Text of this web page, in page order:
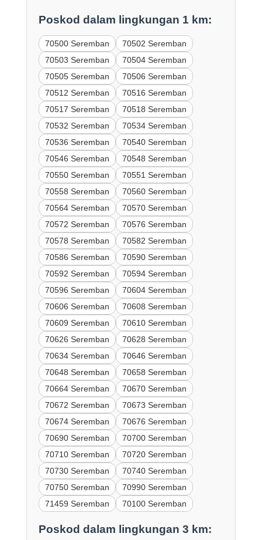
Poskod dalam lingkungan 1 km:
70500 Seremban
70502 Seremban
70503 Seremban
70504 Seremban
70505 Seremban
70506 Seremban
70512 Seremban
70516 Seremban
70517 Seremban
70518 Seremban
70532 Seremban
70534 Seremban
70536 Seremban
70540 Seremban
70546 Seremban
70548 Seremban
70550 Seremban
70551 Seremban
70558 Seremban
70560 Seremban
70564 Seremban
70570 Seremban
70572 Seremban
70576 Seremban
70578 Seremban
70582 Seremban
70586 Seremban
70590 Seremban
70592 Seremban
70594 Seremban
70596 Seremban
70604 Seremban
70606 Seremban
70608 Seremban
70609 Seremban
70610 Seremban
70626 Seremban
70628 Seremban
70634 Seremban
70646 Seremban
70648 Seremban
70658 Seremban
70664 Seremban
70670 Seremban
70672 Seremban
70673 Seremban
70674 Seremban
70676 Seremban
70690 Seremban
70700 Seremban
70710 Seremban
70720 Seremban
70730 Seremban
70740 Seremban
70750 Seremban
70990 Seremban
71459 Seremban
70100 Seremban
Poskod dalam lingkungan 3 km: